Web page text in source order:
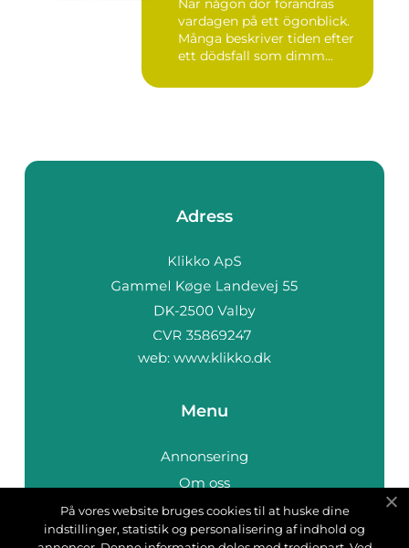
När någon dör förändras
vardagen på ett ögonblick.
Många beskriver tiden efter
ett dödsfall som dimm...
Adress
web: www.klikko.dk
Menu
Annonsering
Om oss
Cookies
Kontakta oss
På vores website bruges cookies til at huske dine
indstillinger, statistik og personalisering af indhold og